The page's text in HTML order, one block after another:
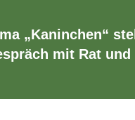
„Kaninchen“
mit Rat und